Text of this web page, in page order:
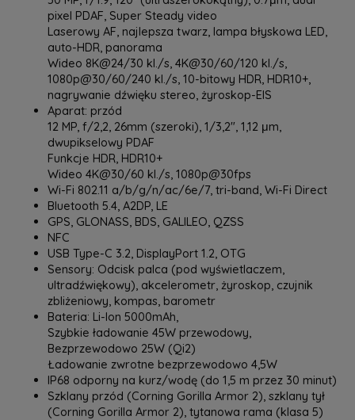
pixel PDAF, Super Steady video
Laserowy AF, najlepsza twarz, lampa błyskowa LED,
auto-HDR, panorama
Wideo 8K@24/30 kl./s, 4K@30/60/120 kl./s,
1080p@30/60/240 kl./s, 10-bitowy HDR, HDR10+,
nagrywanie dźwięku stereo, żyroskop-EIS
Aparat: przód
12 MP, f/2,2, 26mm (szeroki), 1/3,2", 1,12 μm,
dwupikselowy PDAF
Funkcje HDR, HDR10+
Wideo 4K@30/60 kl./s, 1080p@30fps
Wi-Fi 802.11 a/b/g/n/ac/6e/7, tri-band, Wi-Fi Direct
Bluetooth 5.4, A2DP, LE
GPS, GLONASS, BDS, GALILEO, QZSS
NFC
USB Type-C 3.2, DisplayPort 1.2, OTG
Sensory: Odcisk palca (pod wyświetlaczem,
ultradźwiękowy), akcelerometr, żyroskop, czujnik
zbliżeniowy, kompas, barometr
Bateria: Li-Ion 5000mAh,
Szybkie ładowanie 45W przewodowy,
Bezprzewodowo 25W (Qi2)
Ładowanie zwrotne bezprzewodowo 4,5W
IP68 odporny na kurz/wodę (do 1,5 m przez 30 minut)
Szklany przód (Corning Gorilla Armor 2), szklany tył
(Corning Gorilla Armor 2), tytanowa rama (klasa 5)